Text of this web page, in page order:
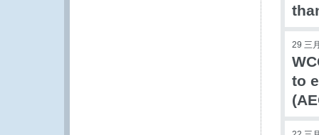
29 三
to